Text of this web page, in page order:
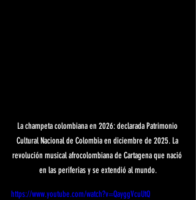
La champeta colombiana en 2026: declarada Patrimonio
Cultural Nacional de Colombia en diciembre de 2025. La
revolución musical afrocolombiana de Cartagena que nació
en las periferias y se extendió al mundo.
https://www.youtube.com/watch?v=QayggVcuUtQ